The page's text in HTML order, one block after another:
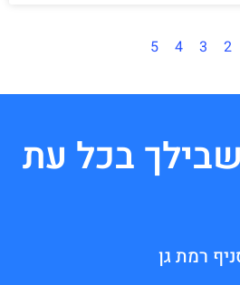
2
3
4
5
בכל עת
רמת גן